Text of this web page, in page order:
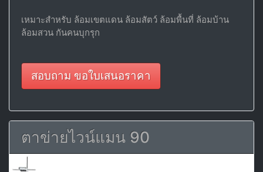
เหมาะสำหรับ ล้อมเขตแดน ล้อมสัตว์ ล้อมพื้นที่ ล้อมบ้าน
ล้อมสวน กันคนบุกรุก
สอบถาม ขอใบเสนอราคา
ตาข่ายไวน์แมน 90